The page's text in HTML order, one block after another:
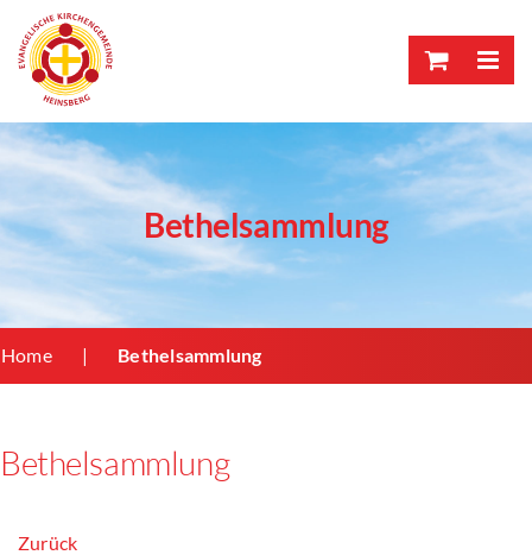
content
Bethelsammlung
Home Bethelsammlung
Bethelsammlung
Zurück